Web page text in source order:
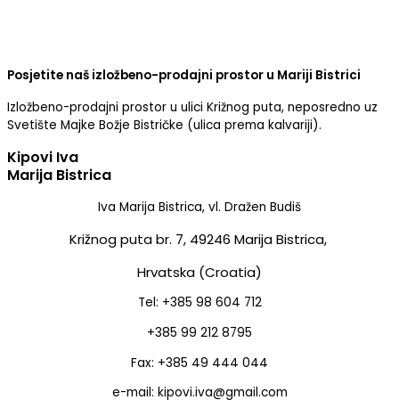
Posjetite naš izložbeno-prodajni prostor u Mariji Bistrici
Izložbeno-prodajni prostor u ulici Križnog puta, neposredno uz
Svetište Majke Božje Bistričke (ulica prema kalvariji).
Kipovi Iva
Marija Bistrica
Iva Marija Bistrica, vl. Dražen Budiš
Križnog puta br. 7, 49246 Marija Bistrica,
Hrvatska (Croatia)
Tel: +385 98 604 712
+385 99 212 8795
Fax: +385 49 444 044
e-mail: kipovi.iva@gmail.com